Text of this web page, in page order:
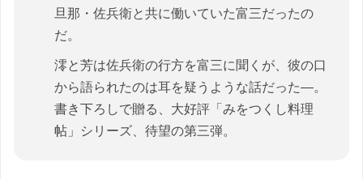
旦那・佐兵衛と共に働いていた富三だったの
だ。
澪と芳は佐兵衛の行方を富三に聞くが、彼の口
から語られたのは耳を疑うような話だった―。
書き下ろしで贈る、大好評「みをつくし料理
帖」シリーズ、待望の第三弾。